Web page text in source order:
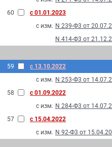
60
с 01.01.2023
с изм. N 239-Ф3 от
N 414-Ф3 от
59
с 13.10.2022
с изм. N 253-Ф3 от
58
с 01.09.2022
с изм. N 284-Ф3 от
57
с 15.04.2022
с изм. N 92-Ф3 от